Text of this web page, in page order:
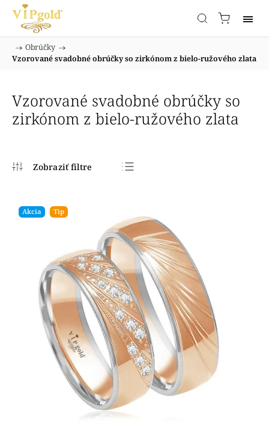
Domov
/ Obrúčky /
Vzorované svadobné obrúčky so zirkónom z bielo-ružového zlata
Vzorované svadobné obrúčky so
zirkónom z bielo-ružového zlata
Najdrahšie
Abecedne
Akcia Tip